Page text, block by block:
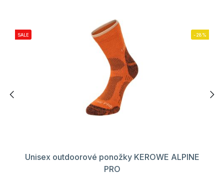
SALE -28%
Unisex outdoorové ponožky KEROWE ALPINE
PRO